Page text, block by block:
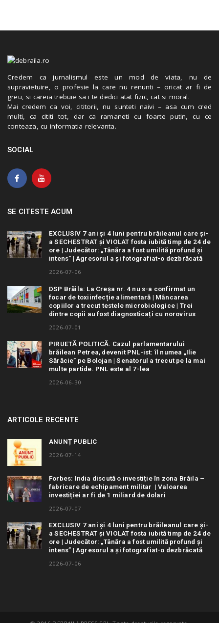
Credem ca jurnalismul este un mod de viata, nu de
supravietuire, o profesie la care nu renunti – oricat ar fi de
greu, si careia trebuie sa i te dedici atat fizic, cat si moral.
Mai credem ca voi, cititorii, nu sunteti naivi – asa cum cred
multi, ca cititi tot, dar ca ramaneti cu foarte putin, cu ce
conteaza, cu informatia relevanta.
SOCIAL
SE CITESTE ACUM
EXCLUSIV 7 ani și 4 luni pentru brăileanul care și-
a SECHESTRAT și VIOLAT fosta iubită timp de 24 de
ore | Judecător: „Tânăra a fost umilită profund și
intens” | Agresorul a și fotografiat-o dezbrăcată
2026-07-06
DSP Brăila: La Creșa nr. 4 nu s-a confirmat un
focar de toxiinfecție alimentară | Mâncarea
copiilor a trecut testele microbiologice | Trei
dintre copii au fost diagnosticați cu norovirus
2026-07-01
PIRUETĂ POLITICĂ. Cazul parlamentarului
brăilean Petrea, devenit PNL-ist: îl numea „Ilie
Sărăcie” pe Bolojan | Senatorul a trecut pe la mai
multe partide. PNL este al 7-lea
2026-06-30
ARTICOLE RECENTE
ANUNȚ PUBLIC
2026-07-14
Forbes: India discută o investiție în zona Brăila –
fabricare de echipament militar | Valoarea
investiției ar fi de 1 miliard de dolari
2026-07-07
EXCLUSIV 7 ani și 4 luni pentru brăileanul care și-
a SECHESTRAT și VIOLAT fosta iubită timp de 24 de
ore | Judecător: „Tânăra a fost umilită profund și
intens” | Agresorul a și fotografiat-o dezbrăcată
2026-07-06